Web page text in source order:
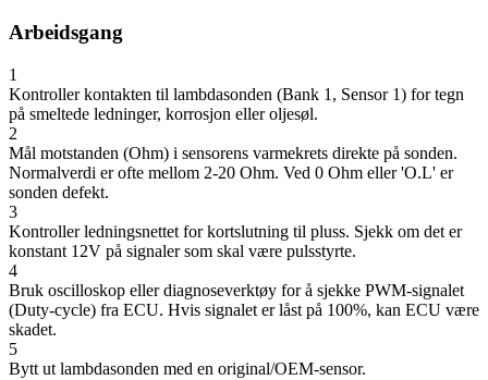
Arbeidsgang
1
Kontroller kontakten til lambdasonden (Bank 1, Sensor 1) for tegn
på smeltede ledninger, korrosjon eller oljesøl.
2
Mål motstanden (Ohm) i sensorens varmekrets direkte på sonden.
Normalverdi er ofte mellom 2-20 Ohm. Ved 0 Ohm eller 'O.L' er
sonden defekt.
3
Kontroller ledningsnettet for kortslutning til pluss. Sjekk om det er
konstant 12V på signaler som skal være pulsstyrte.
4
Bruk oscilloskop eller diagnoseverktøy for å sjekke PWM-signalet
(Duty-cycle) fra ECU. Hvis signalet er låst på 100%, kan ECU være
skadet.
5
Bytt ut lambdasonden med en original/OEM-sensor.